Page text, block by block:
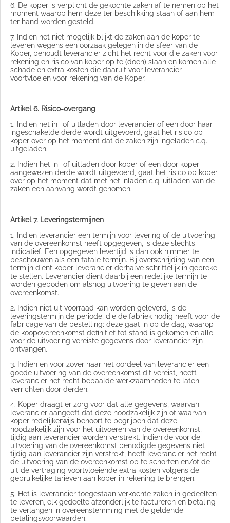
6. De koper is verplicht de gekochte zaken af te nemen op het
moment waarop hem deze ter beschikking staan of aan hem
ter hand worden gesteld.
7. Indien het niet mogelijk blijkt de zaken aan de koper te
leveren wegens een oorzaak gelegen in de sfeer van de
Koper, behoudt leverancier zicht het recht voor die zaken voor
rekening en risico van koper op te (doen) slaan en komen alle
schade en extra kosten die daaruit voor leverancier
voortvloeien voor rekening van de Koper.
Artikel 6. Risico-overgang
1. Indien het in- of uitladen door leverancier of een door haar
ingeschakelde derde wordt uitgevoerd, gaat het risico op
koper over op het moment dat de zaken zijn ingeladen c.q.
uitgeladen.
2. Indien het in- of uitladen door koper of een door koper
aangewezen derde wordt uitgevoerd, gaat het risico op koper
over op het moment dat met het inladen c.q. uitladen van de
zaken een aanvang wordt genomen.
Artikel 7. Leveringstermijnen
1. Indien leverancier een termijn voor levering of de uitvoering
van de overeenkomst heeft opgegeven, is deze slechts
indicatief. Een opgegeven levertijd is dan ook nimmer te
beschouwen als een fatale termijn. Bij overschrijding van een
termijn dient koper leverancier derhalve schriftelijk in gebreke
te stellen. Leverancier dient daarbij een redelijke termijn te
worden geboden om alsnog uitvoering te geven aan de
overeenkomst.
2. Indien niet uit voorraad kan worden geleverd, is de
leveringstermijn de periode, die de fabriek nodig heeft voor de
fabricage van de bestelling; deze gaat in op de dag, waarop
de koopovereenkomst definitief tot stand is gekomen en alle
voor de uitvoering vereiste gegevens door leverancier zijn
ontvangen.
3. Indien en voor zover naar het oordeel van leverancier een
goede uitvoering van de overeenkomst dit vereist, heeft
leverancier het recht bepaalde werkzaamheden te laten
verrichten door derden.
4. Koper draagt er zorg voor dat alle gegevens, waarvan
leverancier aangeeft dat deze noodzakelijk zijn of waarvan
koper redelijkerwijs behoort te begrijpen dat deze
noodzakelijk zijn voor het uitvoeren van de overeenkomst,
tijdig aan leverancier worden verstrekt. Indien de voor de
uitvoering van de overeenkomst benodigde gegevens niet
tijdig aan leverancier zijn verstrekt, heeft leverancier het recht
de uitvoering van de overeenkomst op te schorten en/of de
uit de vertraging voortvloeiende extra kosten volgens de
gebruikelijke tarieven aan koper in rekening te brengen.
5. Het is leverancier toegestaan verkochte zaken in gedeelten
te leveren, elk gedeelte afzonderlijk te factureren en betaling
te verlangen in overeenstemming met de geldende
betalingsvoorwaarden.